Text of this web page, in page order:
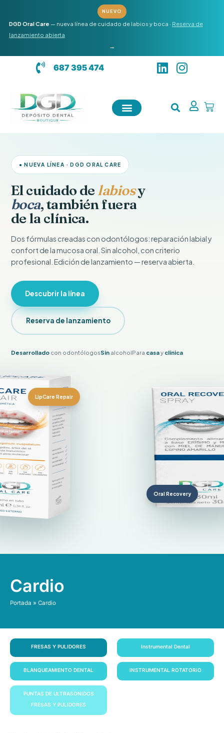
contenido
NUEVO
DGD Oral Care — nueva línea de cuidado de labios y boca · Reserva de
lanzamiento abierta
→
687 395 474
L
d
I
g
● NUEVA LÍNEA · DGD ORAL CARE
El cuidado de labiosy
boca, también fuera
de la clínica.
Dos fórmulas creadas con odontólogos: reparación labial y
confort de la mucosa oral. Sin alcohol, con criterio
profesional. Edición de lanzamiento — reserva abierta.
Descubrir la línea
Reserva de lanzamiento
Desarrollado con odontólogosSin alcoholPara casay clínica
LipCare Repair
Oral Recovery
Cardio
Portada » Cardio
FRESAS Y PULIDORES Instrumental Dental
BLANQUEAMIENTO DENTAL INSTRUMENTAL ROTATORIO
PUNTAS DE ULTRASONIDOS
FRESAS Y PULIDORES